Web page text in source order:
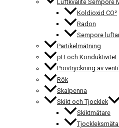
Luftkvalité Sempore
Koldioxid CO²
Radon
Sempore
Partikelmätning
pH och Konduktivitet
Provtryckning av
Rök
Skalpenna
Skikt och Tjocklek
Skiktmätare